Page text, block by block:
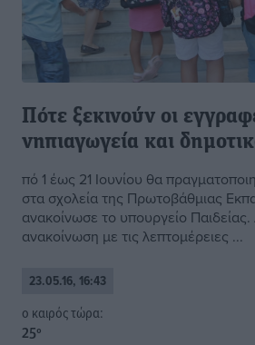
Πότε ξεκινούν οι
νηπιαγωγεία και
πό 1 έως 21 Ιουνίου θα
στα σχολεία της Πρωτοβάθμιας
ανακοίνωσε το υπουργείο
ανακοίνωση με τις λεπτομέρειες ...
23.05.16, 16:43
o καιρός τώρα:
25°